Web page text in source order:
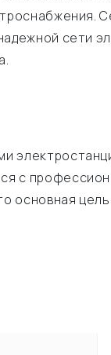
сети
с
основная